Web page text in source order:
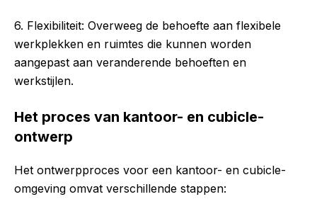
6. Flexibiliteit: Overweeg de behoefte aan flexibele
werkplekken en ruimtes die kunnen worden
aangepast aan veranderende behoeften en
werkstijlen.
Het proces van kantoor- en cubicle-
ontwerp
Het ontwerpproces voor een kantoor- en cubicle-
omgeving omvat verschillende stappen: